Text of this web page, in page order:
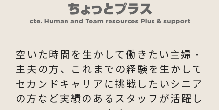
空いた時間を生かして働きたい主婦・
主夫の方、これまでの経験を生かして
セカンドキャリアに挑戦したいシニア
の方など実績のあるスタッフが活躍し